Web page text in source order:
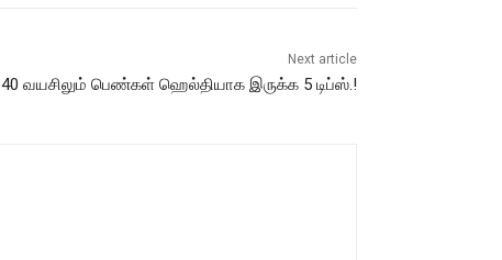
Next article
40 வயசிலும் பெண்கள் ஹெல்தியாக இருக்க 5 டிப்ஸ்.!